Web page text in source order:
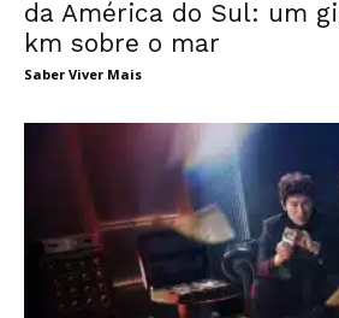
da América do Sul: um
km sobre o mar
Saber Viver Mais